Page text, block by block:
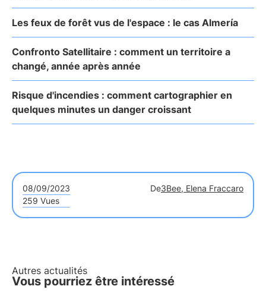
Les feux de forêt vus de l'espace : le cas Almería
Confronto Satellitaire : comment un territoire a
changé, année après année
Risque d'incendies : comment cartographier en
quelques minutes un danger croissant
08/09/2023 De3Bee, Elena Fraccaro
259 Vues
Autres actualités
Vous pourriez être intéressé